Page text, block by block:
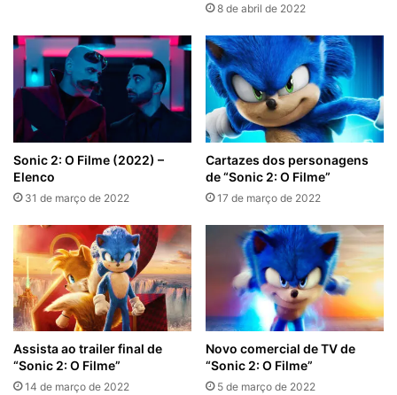
8 de abril de 2022
Sonic 2: O Filme (2022) –
Elenco
31 de março de 2022
Cartazes dos personagens
de “Sonic 2: O Filme”
17 de março de 2022
Assista ao trailer final de
“Sonic 2: O Filme”
14 de março de 2022
Novo comercial de TV de
“Sonic 2: O Filme”
5 de março de 2022